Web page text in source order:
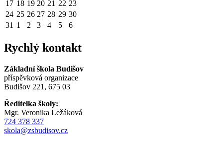
17 18 19 20 21 22 23
24 25 26 27 28 29 30
31 1 2 3 4 5 6
Rychlý kontakt
Základní škola Budišov
příspěvková organizace
Budišov 221, 675 03
Ředitelka školy:
Mgr. Veronika Ležáková
724 378 337
skola@zsbudisov.cz